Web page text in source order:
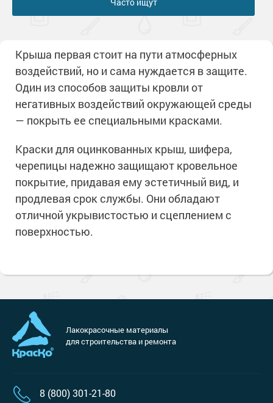
Часто ищут
Крыша первая стоит на пути атмосферных
воздействий, но и сама нуждается в защите.
Один из способов защиты кровли от
негативных воздействий окружающей среды
— покрыть ее специальными красками.
Краски для оцинкованных крыш, шифера,
черепицы надежно защищают кровельное
покрытие, придавая ему эстетичный вид, и
продлевая срок службы. Они обладают
отличной укрывистостью и сцеплением с
поверхностью.
Лакокрасочные материалы
для строительства и ремонта
8 (800) 301-21-80